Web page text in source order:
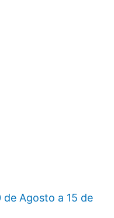
de Agosto a 15 de